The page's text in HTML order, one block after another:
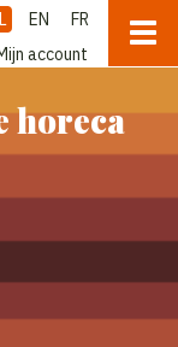
EN
FR
account
horeca